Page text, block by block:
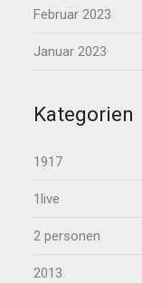
Februar 2023
Januar 2023
Kategorien
1917
1live
2 personen
2013